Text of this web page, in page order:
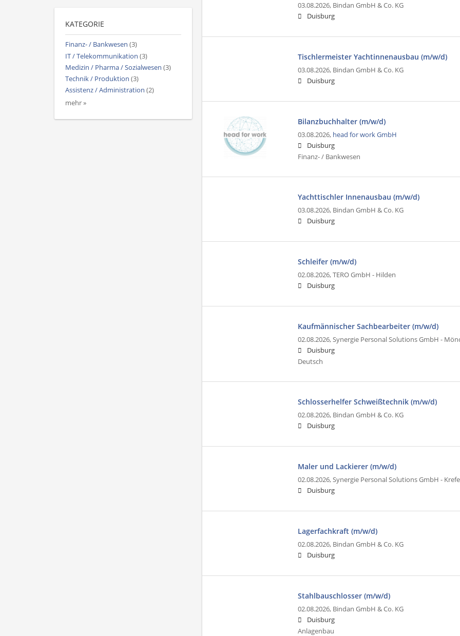
03.08.2026, Bindan GmbH & Co. KG
Duisburg
Tischlermeister Yachtinnenausbau (m/w/d)
03.08.2026, Bindan GmbH & Co. KG
Duisburg
Bilanzbuchhalter (m/w/d)
03.08.2026, head for work GmbH
Duisburg
Finanz- / Bankwesen
Yachttischler Innenausbau (m/w/d)
03.08.2026, Bindan GmbH & Co. KG
Duisburg
Schleifer (m/w/d)
02.08.2026,TERO GmbH - Hilden
Duisburg
Kaufmännischer Sachbearbeiter (m/w/d)
02.08.2026,Synergie Personal Solutions GmbH -
Duisburg
Deutsch
Schlosserhelfer Schweißtechnik (m/w/d)
02.08.2026, Bindan GmbH & Co. KG
Duisburg
Maler und Lackierer (m/w/d)
02.08.2026,Synergie Personal Solutions GmbH -
Duisburg
Lagerfachkraft (m/w/d)
02.08.2026, Bindan GmbH & Co. KG
Duisburg
Stahlbauschlosser (m/w/d)
02.08.2026, Bindan GmbH & Co. KG
Duisburg
Anlagenbau
KATEGORIE
Finanz- / Bankwesen (3)
IT / Telekommunikation (3)
Medizin / Pharma / Sozialwesen (3)
Technik / Produktion (3)
Assistenz / Administration (2)
mehr »